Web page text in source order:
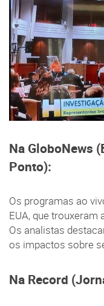
Na GloboNews
Ponto):
Os programas ao
EUA, que
Os analistas
os impactos sobre
Na Record